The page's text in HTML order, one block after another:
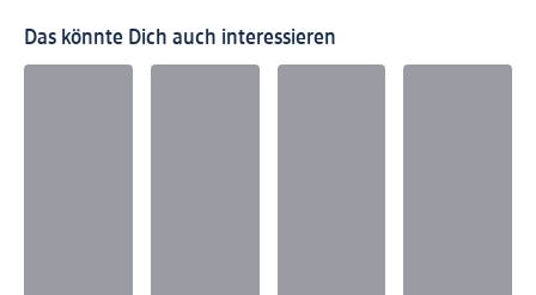
Das könnte Dich auch interessieren